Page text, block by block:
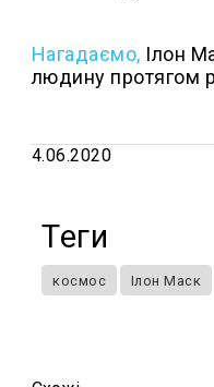
Нагадаємо, Ілон
людину протягом
4.06.2020
Теги
космос Ілон Маск